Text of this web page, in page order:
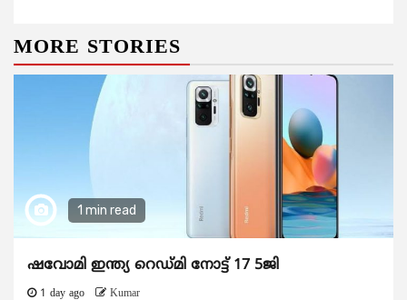
MORE STORIES
1 min read
ഷവോമി ഇന്ത്യ റെഡ്മി നോട്ട് 17 5ജി
1 day ago Kumar